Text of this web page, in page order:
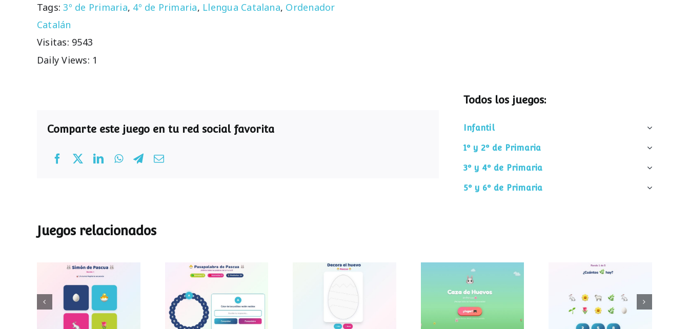
Tags:3º de Primaria, 4º de Primaria, Llengua Catalana, Ordenador
Catalán
Visitas: 9543
Daily Views: 1
Comparte este juego en tu red social favorita
Todos los juegos:
Infantil
1º y 2º de Primaria
3º y 4º de Primaria
5º y 6º de Primaria
Juegos relacionados
Simon de Pascua
Pasapalabra de
Pascua
Decora el huevo de
Pascua
Caza de huevos
¿Cuántos
elementos hay?